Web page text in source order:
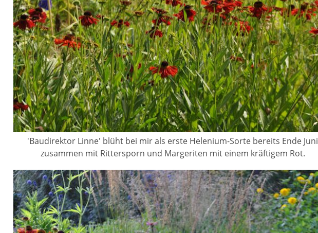
'Baudirektor Linne' blüht bei mir als erste Helenium-Sorte bereits Ende Juni
zusammen mit Rittersporn und Margeriten mit einem kräftigem Rot.